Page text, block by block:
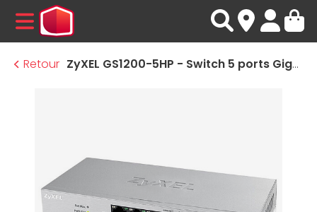
MENU
Retour
ZyXEL GS1200-5HP - Switch 5 ports Gigabit Ethernet